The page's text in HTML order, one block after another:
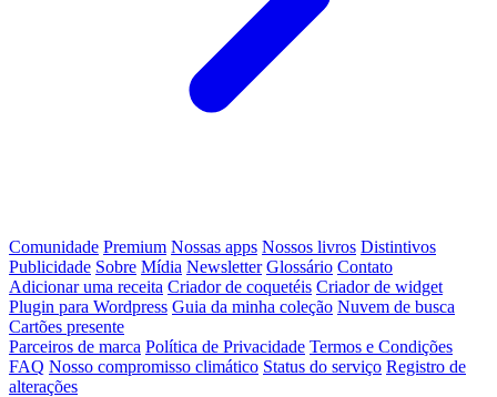
Comunidade Premium Nossas apps Nossos livros Distintivos
Publicidade Sobre Mídia Newsletter Glossário Contato
Adicionar uma receita Criador de coquetéis Criador de widget
Plugin para Wordpress Guia da minha coleção Nuvem de busca
Cartões presente
Parceiros de marca Política de Privacidade Termos e Condições
FAQ Nosso compromisso climático Status do serviço Registro de
alterações